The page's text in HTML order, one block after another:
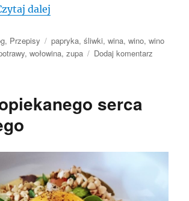
dalej
, Przepisy Tagi
papryka,śliwki,wina,wino,wino
,wołowina,zupa Dodaj komentarz
śliwkami
serca